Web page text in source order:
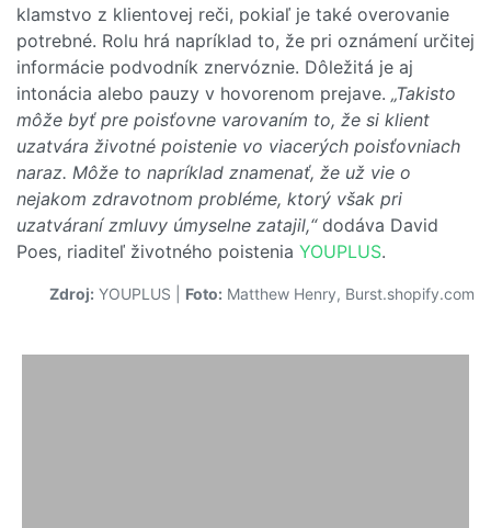
klamstvo z klientovej reči, pokiaľ je také overovanie
potrebné. Rolu hrá napríklad to, že pri oznámení určitej
informácie podvodník znervóznie. Dôležitá je aj
intonácia alebo pauzy v hovorenom prejave. „Takisto
môže byť pre poisťovne varovaním to, že si klient
uzatvára životné poistenie vo viacerých poisťovniach
naraz. Môže to napríklad znamenať, že už vie o
nejakom zdravotnom probléme, ktorý však pri
uzatváraní zmluvy úmyselne zatajil,“dodáva David
Poes, riaditeľ životného poistenia YOUPLUS.
Zdroj: YOUPLUS Foto: Matthew Henry, Burst.shopify.com